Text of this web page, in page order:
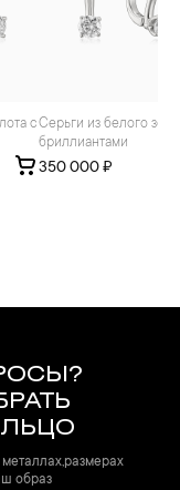
Серьги из белого золота с
бриллиантами
350 000 ₽
образ